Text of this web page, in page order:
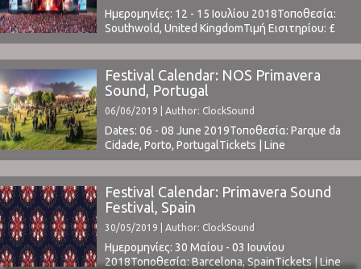
Ημερομηνίες: 12 - 15 Ιουλίου 2018Τοποθεσία:
Southwold, United KingdomΤιμή Εισιτηρίου: £
197.50 (buy here Χωρητικότητα: 35,000Το Line
Up περιλαμβάνει: t.b.a.www.latitudefestival.com ⁪
Festival Calendar: NOS Primavera
Sound, Portugal
06/06/2019 | Author: ClockSound
Dates: 06 - 08 June 2019Τοποθεσία: Parque da
Cidade, Porto, PortugalTickets | Line
Upwww.nosprimaverasound.com ClockSound @
NOS Primavera Sound 2017: Day 1 (link) | Day 2
(link) | Day 3 (link)ClockSound @ NOS Primavera
Sound 2018:Full review (link) *cover photo
by Valentina Vagena ⁪
Festival Calendar: Primavera Sound
Festival, Spain
30/05/2019 | Author: ClockSound
Ημερομηνίες: 30 Μαίου - 03 Ιουνίου
2018Τοποθεσία: Barcelona, SpainTickets | Line